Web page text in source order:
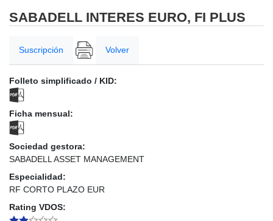
SABADELL INTERES EURO, FI PLUS
Suscripción Volver
Folleto simplificado / KID:
Ficha mensual:
Sociedad gestora:
SABADELL ASSET MANAGEMENT
Especialidad:
RF CORTO PLAZO EUR
Rating VDOS: